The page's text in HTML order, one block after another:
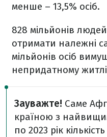
менше – 13,5% осіб.
828 мільйонів
отримати належні
мільйонів осіб
непридатному
Зауважте! Саме
країною з
по 2023 рік